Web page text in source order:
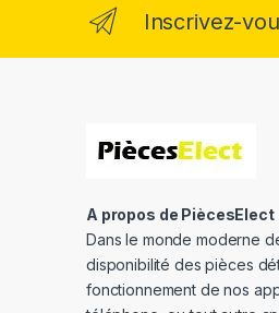
Inscrivez-
A propos de PiècesElect
Dans le monde moderne
disponibilité des pièces
fonctionnement de nos